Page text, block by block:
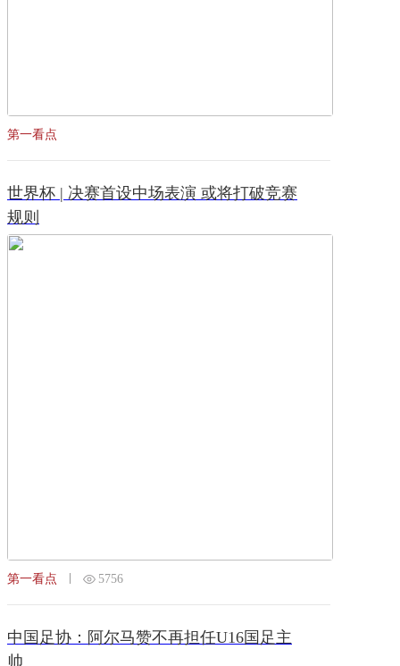
第一看点
世界杯 | 决赛首设中场表演 或将打破竞赛
规则
第一看点 5756
中国足协：阿尔马赞不再担任U16国足主
帅